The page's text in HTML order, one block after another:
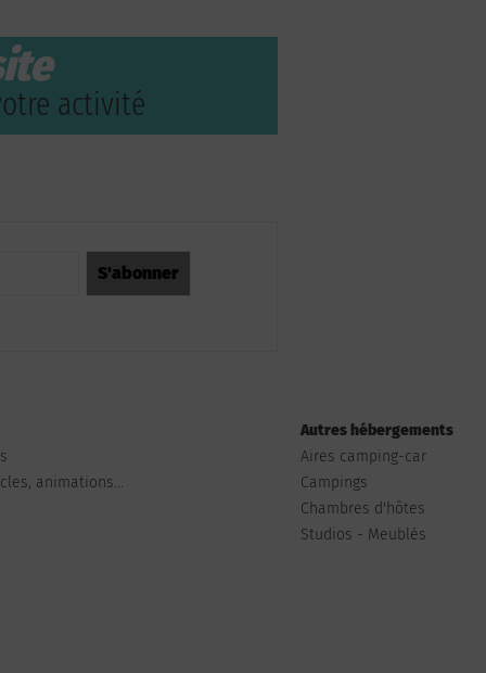
activité
animations...
Autres hébergements
Aires camping-car
Campings
Chambres d'hôtes
Studios - Meublés